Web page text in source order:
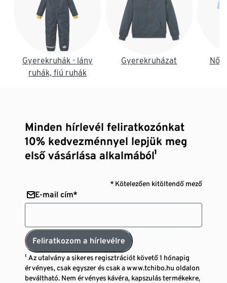
Gyerekruhák - lány
ruhák, fiú ruhák
Gyerekruházat Női
Minden hírlevél feliratkozónkat
10% kedvezménnyel lepjük meg
első vásárlása alkalmából¹
* Kötelezően kitöltendő mező
E-mail cím*
Feliratkozom a hírlevélre
¹ Az utalvány a sikeres regisztrációt követő 1 hónapig
érvényes, csak egyszer és csak a www.tchibo.hu oldalon
beváltható. Nem érvényes kávéra, kapszulás termékekre,